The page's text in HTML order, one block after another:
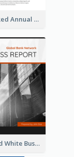
Black & Red Annual Reports
Black And White Business Report